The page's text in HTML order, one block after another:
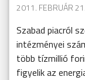
2011. FEBRUÁR
Szabad piacról
intézményei
több tízmillió
figyelik az